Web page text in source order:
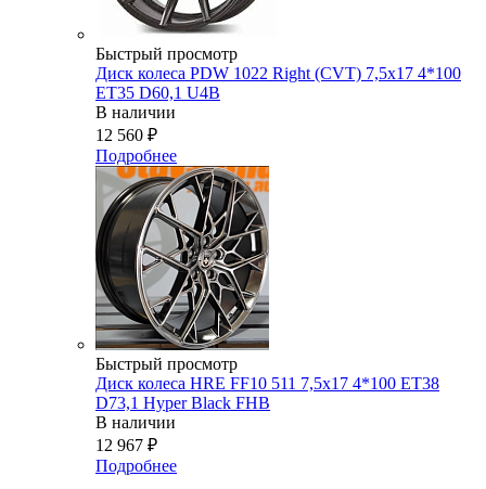
Быстрый просмотр
Диск колеса PDW 1022 Right (CVT) 7,5x17 4*100
ET35 D60,1 U4B
В наличии
12 560 ₽
Подробнее
Быстрый просмотр
Диск колеса HRE FF10 511 7,5x17 4*100 ET38
D73,1 Hyper Black FHB
В наличии
12 967 ₽
Подробнее